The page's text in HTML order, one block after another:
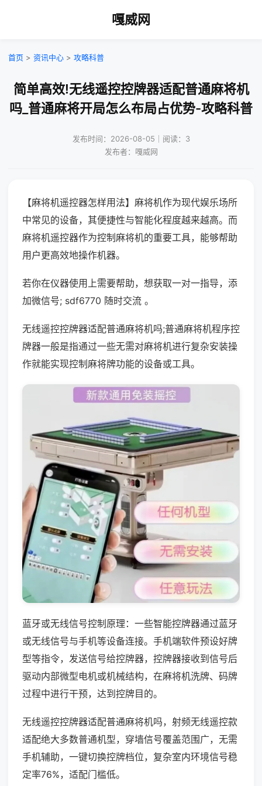
嘎威网
首页 > 资讯中心 > 攻略科普
简单高效!无线遥控控牌器适配普通麻将机
吗_普通麻将开局怎么布局占优势-攻略科普
发布时间：2026-08-05｜阅读：3
发布者：嘎威网
【麻将机遥控器怎样用法】麻将机作为现代娱乐场所
中常见的设备，其便捷性与智能化程度越来越高。而
麻将机遥控器作为控制麻将机的重要工具，能够帮助
用户更高效地操作机器。
若你在仪器使用上需要帮助，想获取一对一指导，添
加微信号; sdf6770 随时交流 。
无线遥控控牌器适配普通麻将机吗;普通麻将机程序控
牌器一般是指通过一些无需对麻将机进行复杂安装操
作就能实现控制麻将牌功能的设备或工具。
蓝牙或无线信号控制原理：一些智能控牌器通过蓝牙
或无线信号与手机等设备连接。手机端软件预设好牌
型等指令，发送信号给控牌器，控牌器接收到信号后
驱动内部微型电机或机械结构，在麻将机洗牌、码牌
过程中进行干预，达到控牌目的。
无线遥控控牌器适配普通麻将机吗，射频无线遥控款
适配绝大多数普通机型，穿墙信号覆盖范围广，无需
手机辅助，一键切换控牌档位，复杂室内环境信号稳
定率76%，适配门槛低。